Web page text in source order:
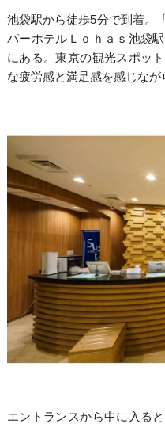
池袋駅から徒歩5分で到着
パーホテルＬｏｈａｓ池袋
にある。東京の観光スポッ
な疲労感と満足感を感じなが
エントランスから中に入る